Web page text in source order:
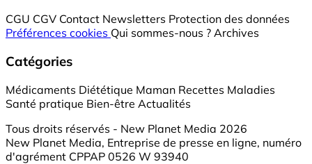
CGU CGV Contact Newsletters Protection des données
Préférences cookies Qui sommes-nous ? Archives
Catégories
Médicaments Diététique Maman Recettes Maladies
Santé pratique Bien-être Actualités
Tous droits réservés - New Planet Media 2026
New Planet Media, Entreprise de presse en ligne, numéro
d'agrément CPPAP 0526 W 93940